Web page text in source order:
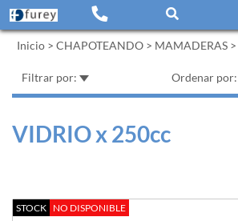
Inicio > CHAPOTEANDO > MAMADERAS >
Filtrar por: Ordenar por:
VIDRIO x 250cc
STOCK NO DISPONIBLE